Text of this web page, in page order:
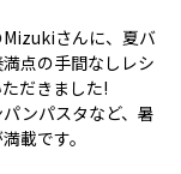
さんに、夏バ
点の手間なしレシ
だきました!
ンパスタなど、暑
載です。